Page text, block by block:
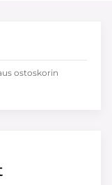
ostoskorin